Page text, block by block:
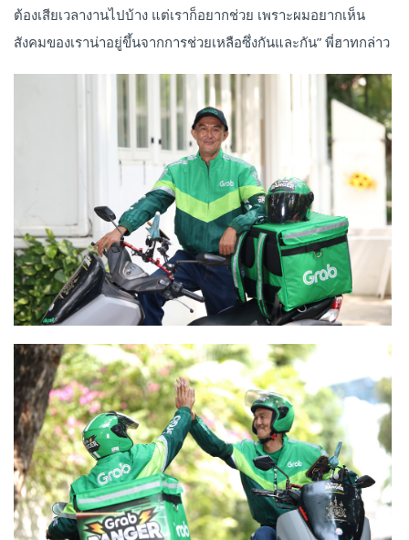
ต้องเสียเวลางานไปบ้าง แต่เราก็อยากช่วย เพราะผมอยากเห็น
สังคมของเราน่าอยู่ขึ้นจากการช่วยเหลือซึ่งกันและกัน” พี่ฮาทกล่าว